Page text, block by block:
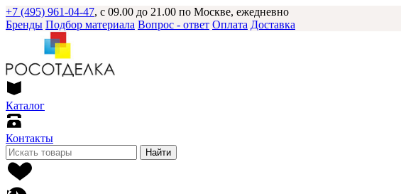
+7 (495) 961-04-47, с 09.00 до 21.00 по Москве, ежедневно
Бренды Подбор материала Вопрос - ответ Оплата Доставка
Каталог
Контакты
Найти